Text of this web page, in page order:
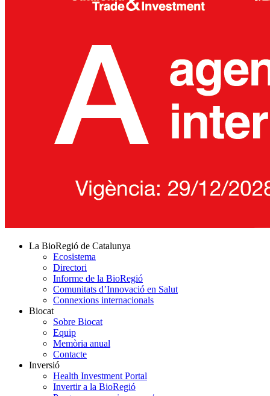
La BioRegió de Catalunya
Ecosistema
Directori
Informe de la BioRegió
Comunitats d’Innovació en Salut
Connexions internacionals
Biocat
Sobre Biocat
Equip
Memòria anual
Contacte
Inversió
Health Investment Portal
Invertir a la BioRegió